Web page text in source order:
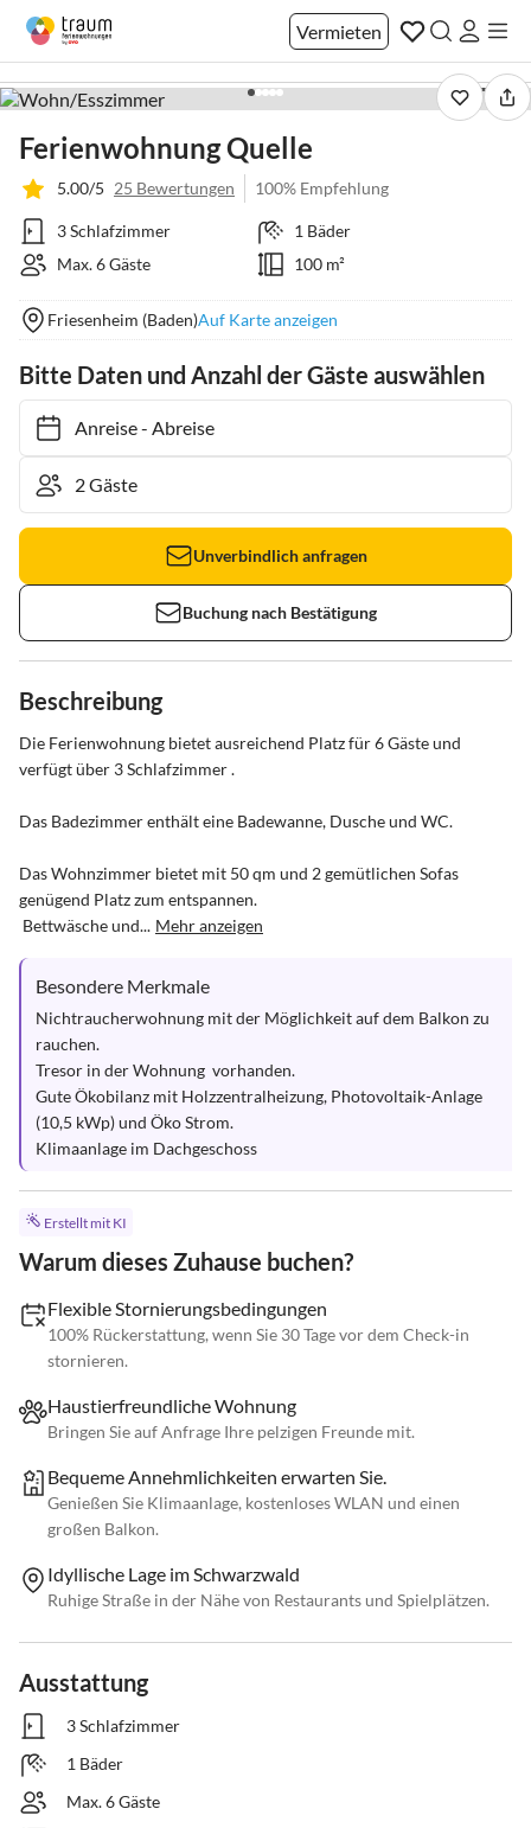
Vermieten
1 / 32
Ferienwohnung Quelle
5.00/5 25 Bewertungen 100% Empfehlung
3 Schlafzimmer
1 Bäder
Max. 6 Gäste
100 m²
Friesenheim (Baden)Auf Karte anzeigen
Bitte Daten und Anzahl der Gäste auswählen
Anreise- Abreise
Unverbindlich anfragen
Buchung nach Bestätigung
Beschreibung
Die Ferienwohnung bietet ausreichend Platz für 6 Gäste und
verfügt über 3 Schlafzimmer .
Das Badezimmer enthält eine Badewanne, Dusche und WC.
Das Wohnzimmer bietet mit 50 qm und 2 gemütlichen Sofas
genügend Platz zum entspannen.
Bettwäsche und... Mehr anzeigen
Besondere Merkmale
Nichtraucherwohnung mit der Möglichkeit auf dem Balkon zu
rauchen.
Tresor in der Wohnung  vorhanden.
Gute Ökobilanz mit Holzzentralheizung, Photovoltaik-Anlage
(10,5 kWp) und Öko Strom.
Klimaanlage im Dachgeschoss
Erstellt mit KI
Warum dieses Zuhause buchen?
Flexible Stornierungsbedingungen
100% Rückerstattung, wenn Sie 30 Tage vor dem Check-in
stornieren.
Haustierfreundliche Wohnung
Bringen Sie auf Anfrage Ihre pelzigen Freunde mit.
Bequeme Annehmlichkeiten erwarten Sie.
Genießen Sie Klimaanlage, kostenloses WLAN und einen
großen Balkon.
Idyllische Lage im Schwarzwald
Ruhige Straße in der Nähe von Restaurants und Spielplätzen.
Ausstattung
3 Schlafzimmer
1 Bäder
Max. 6 Gäste